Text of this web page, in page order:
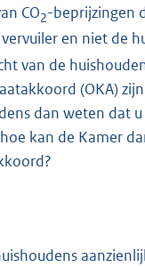
CO2-beprijzingen
en niet de
van de
(OKA)
dan weten dat
kan de Kamer